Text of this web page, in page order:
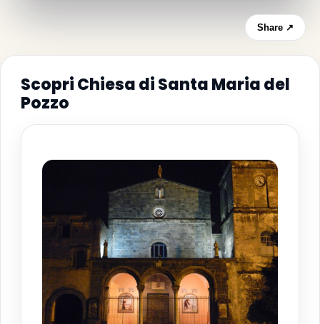
Share ↗
Scopri Chiesa di Santa Maria del
Pozzo